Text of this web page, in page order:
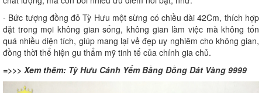
- Bức tượng đồng đỏ Tỳ Hưu một sừng có chiều dài 42Cm, thích hợp
đặt trong mọi không gian sống, không gian làm việc mà không tốn
quá nhiều diện tích, giúp mang lại vẻ đẹp uy nghiêm cho không gian,
đồng thời thể hiện gu thẩm mỹ tinh tế của chính gia chủ.
=>>> Xem thêm: Tỳ Hưu Cánh Yếm Bằng Đồng Dát Vàng 9999